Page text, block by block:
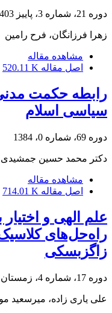
دوره 21، شماره 3، پاییز 1403، صفحه
زهرا فرزانگان، فرح رامین
مشاهده مقاله
اصل مقاله 520.11 K
رابطه حکمت
سیاسی اسلام
دوره 69، شماره 0، 1384
دکتر محمد حسین جمشیدی
مشاهده مقاله
اصل مقاله 714.01 K
علم الهی و
راه‌حل‌های کلاسیک
زاگزبسکی
دوره 17، شماره 4، زمستان 1399، صفحه
علی یاری زاده، میرسعید